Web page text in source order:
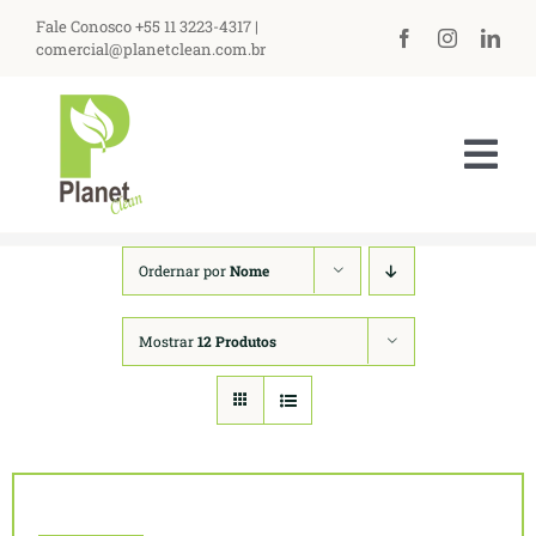
para
conteúdo
Fale Conosco +55 11 3223-4317 |
comercial@planetclean.com.br
HOME
NOSSA EMPRESA
PRODUTOS
ASSISTÊNCIA TÉCNICA
Ordernar porNome
Mostrar12 Produtos